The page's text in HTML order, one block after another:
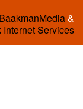
BaakmanMedia&
Internet Services